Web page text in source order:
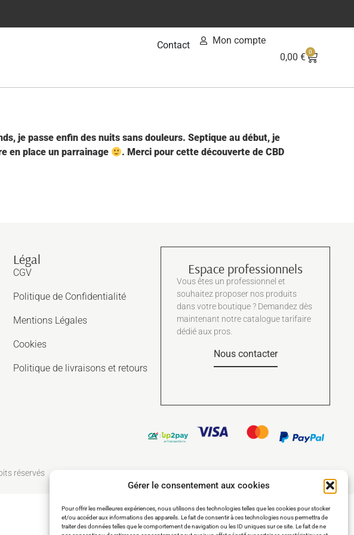
Gérer le consentement aux cookies
Pour offrir les meilleures expériences, nous utilisons des technologies telles que les cookies pour stocker
et/ou accéder aux informations des appareils. Le fait de consentir à ces technologies nous permettra de
traiter des données telles que le comportement de navigation ou les ID uniques sur ce site. Le fait de ne
Contact
Mon compte
0,00€ 0
je passe enfin des nuits sans douleurs. Septique au début, je
en place un parrainage
. Merci pour cette découverte de CBD
Légal
CGV
Politique de Confidentialité
Mentions Légales
Cookies
Politique de livraisons et retours
Espace professionnels
Vous êtes un professionnel et
souhaitez proposer nos produits
dans votre boutique ? Demandez dès
maintenant notre catalogue tarifaire
dédié aux pros.
Nous contacter
réservés